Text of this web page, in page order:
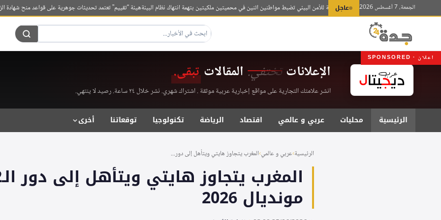
الجمعة، 7 أغسطس 2026 عاجل
القوات الخاصة للأمن البيئي تضبط مواطنين اثنين في محميتين ملكيتين بتهمة انتهاك نظام البيئةهيئة “تقييم” تعتمد تحديثات جوهرية على قواعد منح شهادة الزمالة
اعلان · SPONSORED
الإعلانات تختفي. المقالات تبقى.
انشر علامتك التجارية على مواقع إخبارية عربية موثقة . اشتراك شهري. نشر خلال ٢٤ ساعة. رصيد لا ينتهي.
الرئيسية محليات عربي و عالمي اقتصاد الرياضة تكنولوجيا توقعاتنا أخرى
الرئيسية›عربي و عالمي›المغرب يتجاوز هايتي ويتأهل إلى دور...
مونديال 2026